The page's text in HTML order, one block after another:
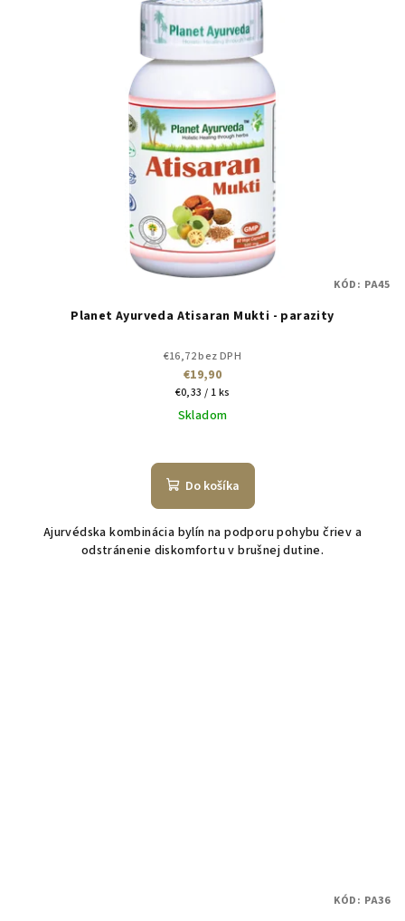
Planet Ayurveda Atisaran Mukti - parazity
€16,72 bez DPH
€19,90
Jednotková
cena:
€0,33 / 1 ks
Skladom
Do košíka
Ajurvédska kombinácia bylín na podporu pohybu čriev a
odstránenie diskomfortu v brušnej dutine.
KÓD: PA45
KÓD: PA36